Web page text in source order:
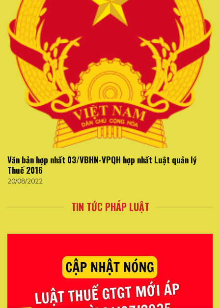
Văn bản hợp nhất 03/VBHN-VPQH hợp nhất Luật quản lý
Thuế 2016
20/08/2022
TIN TỨC PHÁP LUẬT